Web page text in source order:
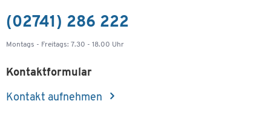
(02741) 286 222
Montags - Freitags: 7.30 - 18.00 Uhr
Kontaktformular
Kontakt aufnehmen